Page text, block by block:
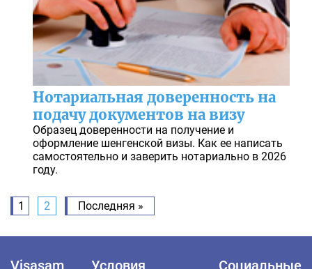
Нотариальная доверенность на
подачу документов на визу
Образец доверенности на получение и
оформление шенгенской визы. Как ее написать
самостоятельно и заверить нотариально в 2026
году.
1 2 Последняя »
Visasam
Условия
Социальные